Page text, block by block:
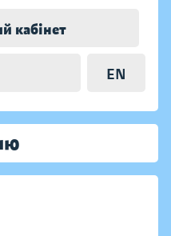
кабінет
EN